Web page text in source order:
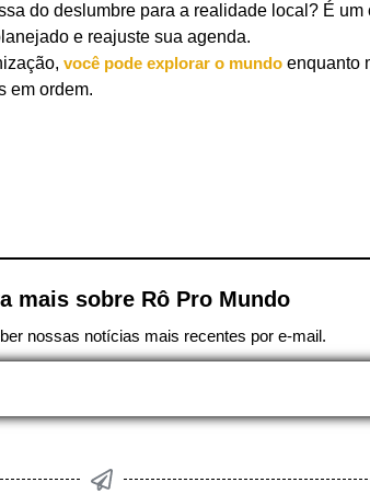
do deslumbre para a realidade local? É um
e reajuste sua agenda.
você pode explorar o mundo enquanto
em ordem.
mais sobre Rô Pro Mundo
nossas notícias mais recentes por e-mail.